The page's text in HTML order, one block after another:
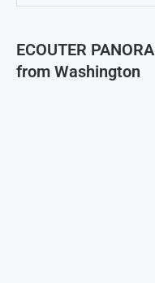
ECOUTER
from Washington